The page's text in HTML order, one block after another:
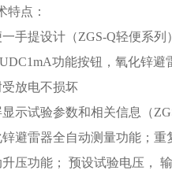
特点：
一手提设计（ZGS-Q轻便系列）
功能按钮，氧化锌避
受放电不损坏
显示试验参数和相关信息（
锌避雷器全自动测量功能；重
升压功能； 预设试验电压，